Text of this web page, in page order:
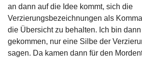
an dann auf die Idee kommt, sich die
Verzierungsbezeichnungen als
die Übersicht zu behalten. Ich bin
gekommen, nur eine Silbe der
sagen. Da kamen dann für den